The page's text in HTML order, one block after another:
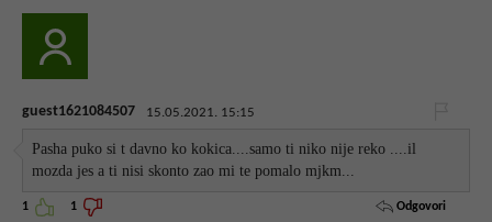
guest1621084507 15.05.2021. 15:15
Pasha puko si t davno ko kokica....samo ti niko nije reko ....il
mozda jes a ti nisi skonto zao mi te pomalo mjkm...
1 1 Odgovori